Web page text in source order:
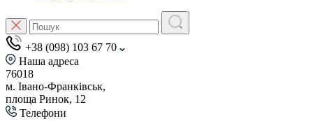
+38 (098) 103 67 70
Наша адреса
76018
м. Івано-Франківськ,
площа Ринок, 12
Телефони